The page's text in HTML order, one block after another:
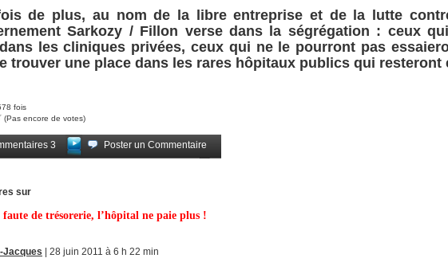
de plus, au nom de la libre entreprise et de la lutte
Sarkozy / Fillon verse dans la ségrégation : ceux
les cliniques privées, ceux qui ne le pourront pas
trouver une place dans les rares hôpitaux publics qui resteront
fois
(Pas encore de votes)
3
Poster un Commentaire
sur
de trésorerie, l’hôpital ne paie plus !
Jacques 28 juin 2011 à 6 h 22 min